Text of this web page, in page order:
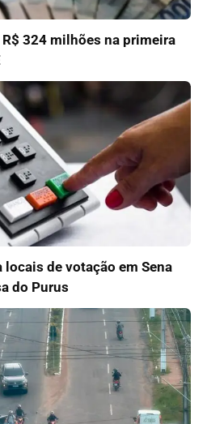
324 milhões na primeira
de votação em Sena
do Purus